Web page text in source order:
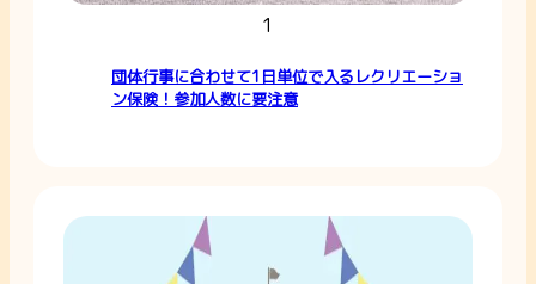
1
団体行事に合わせて1日単位で入るレクリエーショ
ン保険！参加人数に要注意